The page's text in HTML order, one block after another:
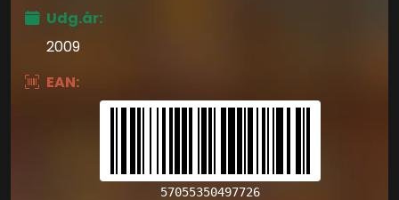
Udg.år:
2009
EAN:
57055350497726